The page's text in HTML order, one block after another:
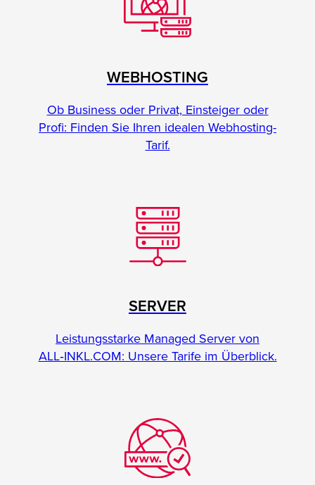
WEBHOSTING
Ob Business oder Privat, Einsteiger oder
Profi: Finden Sie Ihren idealen Webhosting-
Tarif.
SERVER
Leistungsstarke Managed Server von
ALL‑INKL.COM: Unsere Tarife im Überblick.